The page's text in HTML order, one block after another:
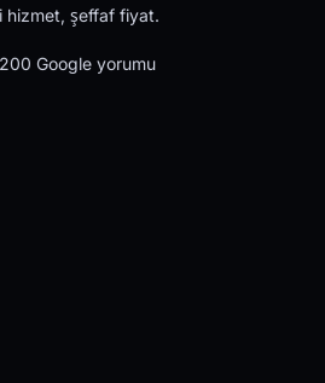
hizmet, şeffaf fiyat.
Google yorumu